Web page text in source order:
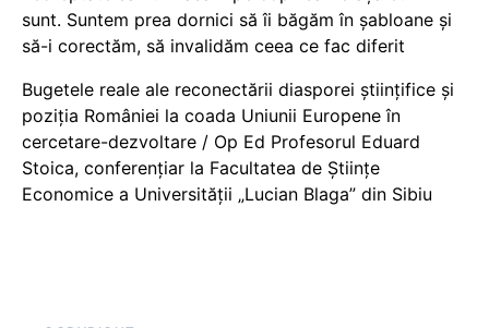
sunt. Suntem prea dornici să îi băgăm în șabloane și
să-i corectăm, să invalidăm ceea ce fac diferit
Bugetele reale ale reconectării diasporei științifice și
poziția României la coada Uniunii Europene în
cercetare-dezvoltare / Op Ed Profesorul Eduard
Stoica, conferențiar la Facultatea de Științe
Economice a Universității „Lucian Blaga” din Sibiu